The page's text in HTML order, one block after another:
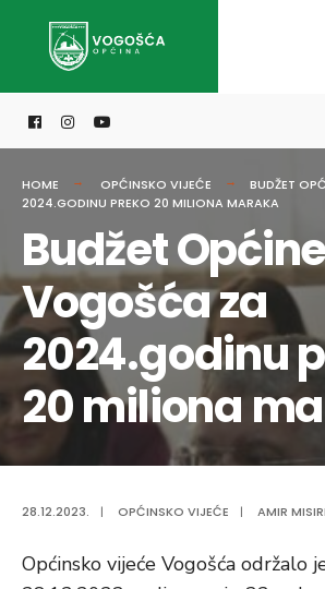
HOME OPĆINSKO VIJEĆE
BUDŽET
2024.GODINU PREKO 20 MILIONA MARAKA
Budžet
Vogošća za
2024.godinu
20 miliona
28.12.2023. | OPĆINSKO VIJEĆE | AMIR
Općinsko vijeće Vogošća održalo
for: